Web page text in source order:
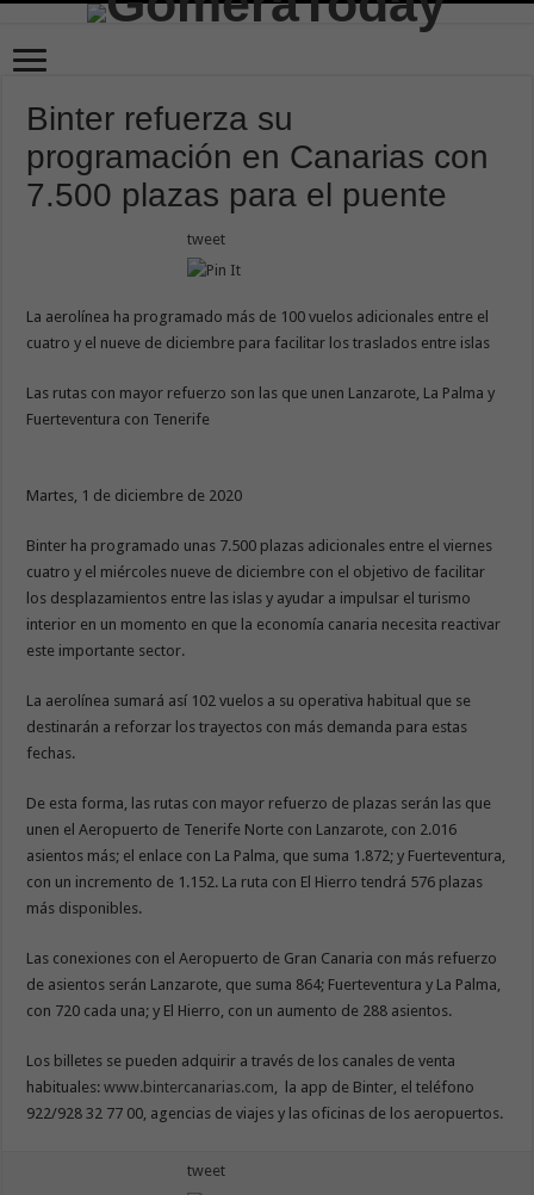
Binter refuerza su
programación en Canarias con
7.500 plazas para el puente
tweet
La aerolínea ha programado más de 100 vuelos adicionales entre el
cuatro y el nueve de diciembre para facilitar los traslados entre islas
Las rutas con mayor refuerzo son las que unen Lanzarote, La Palma y
Fuerteventura con Tenerife
Martes, 1 de diciembre de 2020
Binter ha programado unas 7.500 plazas adicionales entre el viernes
cuatro y el miércoles nueve de diciembre con el objetivo de facilitar
los desplazamientos entre las islas y ayudar a impulsar el turismo
interior en un momento en que la economía canaria necesita reactivar
este importante sector.
La aerolínea sumará así 102 vuelos a su operativa habitual que se
destinarán a reforzar los trayectos con más demanda para estas
fechas.
De esta forma, las rutas con mayor refuerzo de plazas serán las que
unen el Aeropuerto de Tenerife Norte con Lanzarote, con 2.016
asientos más; el enlace con La Palma, que suma 1.872; y Fuerteventura,
con un incremento de 1.152. La ruta con El Hierro tendrá 576 plazas
más disponibles.
Las conexiones con el Aeropuerto de Gran Canaria con más refuerzo
de asientos serán Lanzarote, que suma 864; Fuerteventura y La Palma,
con 720 cada una; y El Hierro, con un aumento de 288 asientos.
Los billetes se pueden adquirir a través de los canales de venta
habituales:www.bintercanarias.com, la app de Binter, el teléfono
922/928 32 77 00, agencias de viajes y las oficinas de los aeropuertos.
tweet